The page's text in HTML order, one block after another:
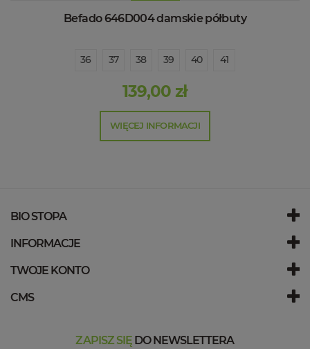
Befado 646D004 damskie półbuty
36 37 38 39 40 41
139,00 zł
WIĘCEJ INFORMACJI
BIO STOPA
INFORMACJE
TWOJE KONTO
CMS
ZAPISZ SIĘDO NEWSLETTERA